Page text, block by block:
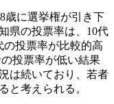
に選挙権が引き下
県の投票率は、10代
の投票率が比較的高
投票率が低い結果
は続いており、若者
と考えられる。